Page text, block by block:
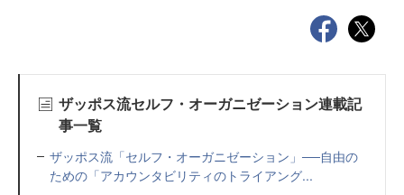
ザッポス流セルフ・オーガニゼーション連載記
事一覧
ザッポス流「セルフ・オーガニゼーション」──自由の
ための「アカウンタビリティのトライアング...